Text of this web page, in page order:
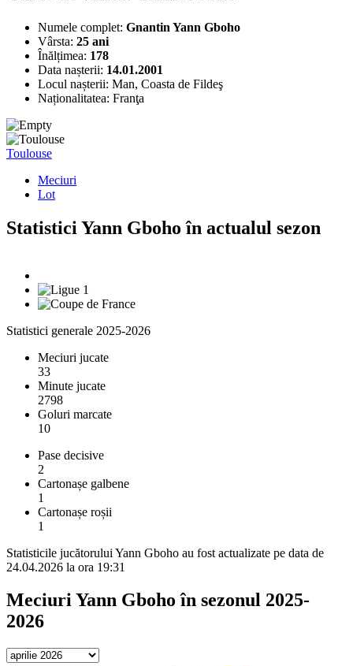
Numele complet: Gnantin Yann Gboho
Vârsta: 25 ani
Înălțimea: 178
Data nașterii: 14.01.2001
Locul nașterii: Man, Coasta de Fildeş
Naționalitatea: Franţa
Toulouse
Meciuri
Lot
Statistici Yann Gboho în actualul sezon
Statistici generale 2025-2026
Meciuri jucate
33
Minute jucate
2798
Goluri marcate
10
Pase decisive
2
Cartonașe galbene
1
Cartonașe roșii
1
Statisticile jucătorului Yann Gboho au fost actualizate pe data de
24.04.2026 la ora 19:31
Meciuri Yann Gboho în sezonul 2025-
2026